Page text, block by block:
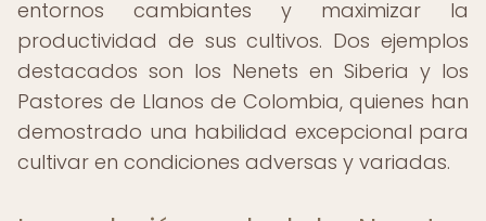
entornos cambiantes y maximizar la
productividad de sus cultivos. Dos ejemplos
destacados son los Nenets en Siberia y los
Pastores de Llanos de Colombia, quienes han
demostrado una habilidad excepcional para
cultivar en condiciones adversas y variadas.